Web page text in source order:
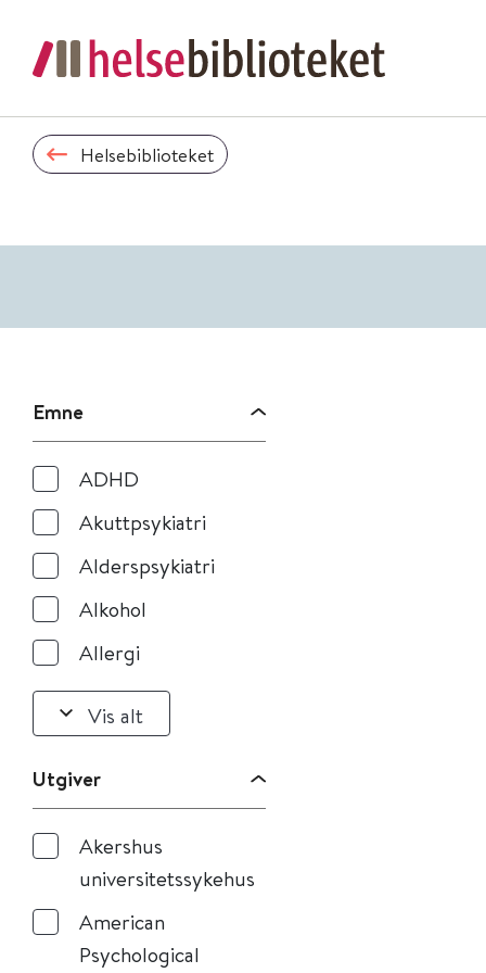
Helsebiblioteket
Emne
ADHD
Akuttpsykiatri
Alderspsykiatri
Alkohol
Allergi
Vis alt
Utgiver
Akershus
universitetssykehus
American
Psychological